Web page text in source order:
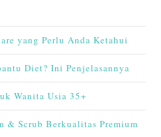
yang Perlu Anda Ketahui
Diet? Ini Penjelasannya
Wanita Usia 35+
& Scrub Berkualitas Premium